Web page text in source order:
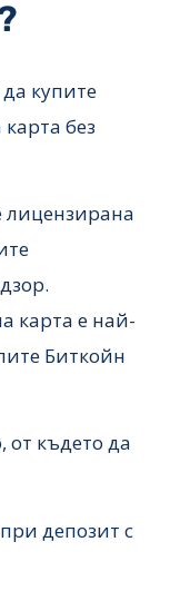
купите
без
лицензирана
карта е най-
Биткойн
от където да
депозит с